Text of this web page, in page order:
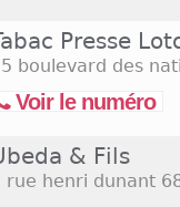
beaucoup de
se reposer à
être
les potes.
et ce, à des
Presse
boulevard des
Voir le numéro
& Fils
rue henri dunant